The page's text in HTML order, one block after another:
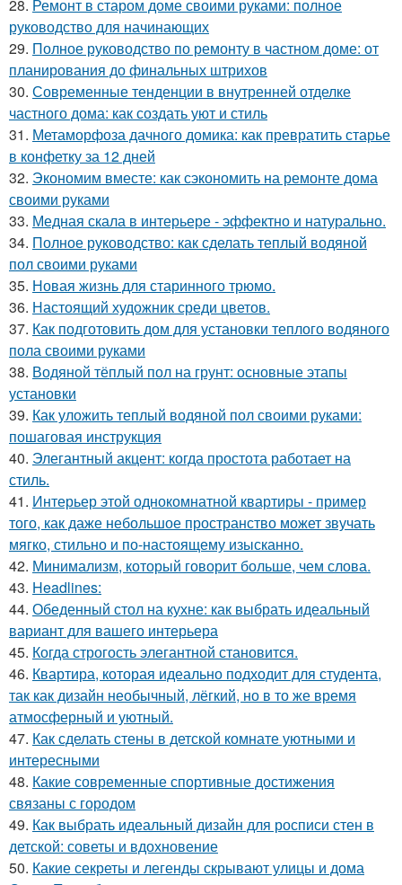
28. Ремонт в старом доме своими руками: полное
руководство для начинающих
29. Полное руководство по ремонту в частном доме: от
планирования до финальных штрихов
30. Современные тенденции в внутренней отделке
частного дома: как создать уют и стиль
31. Метаморфоза дачного домика: как превратить старье
в конфетку за 12 дней
32. Экономим вместе: как сэкономить на ремонте дома
своими руками
33. Медная скала в интерьере - эффектно и натурально.
34. Полное руководство: как сделать теплый водяной
пол своими руками
35. Новая жизнь для старинного трюмо.
36. Настоящий художник среди цветов.
37. Как подготовить дом для установки теплого водяного
пола своими руками
38. Водяной тёплый пол на грунт: основные этапы
установки
39. Как уложить теплый водяной пол своими руками:
пошаговая инструкция
40. Элегантный акцент: когда простота работает на
стиль.
41. Интерьер этой однокомнатной квартиры - пример
того, как даже небольшое пространство может звучать
мягко, стильно и по-настоящему изысканно.
42. Минимализм, который говорит больше, чем слова.
43. Headlines:
44. Обеденный стол на кухне: как выбрать идеальный
вариант для вашего интерьера
45. Когда строгость элегантной становится.
46. Квартира, которая идеально подходит для студента,
так как дизайн необычный, лёгкий, но в то же время
атмосферный и уютный.
47. Как сделать стены в детской комнате уютными и
интересными
48. Какие современные спортивные достижения
связаны с городом
49. Как выбрать идеальный дизайн для росписи стен в
детской: советы и вдохновение
50. Какие секреты и легенды скрывают улицы и дома